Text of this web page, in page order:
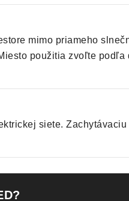
mimo priameho
použitia zvoľte podľa
siete.